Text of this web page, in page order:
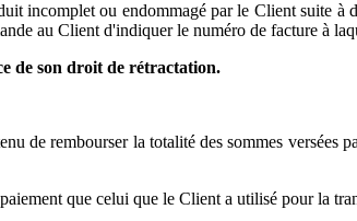
incomplet ou endommagé par le Client suite à
au Client d'indiquer le numéro de facture à
de son droit de rétractation.
de rembourser la totalité des sommes
que celui que le Client a utilisé pour la